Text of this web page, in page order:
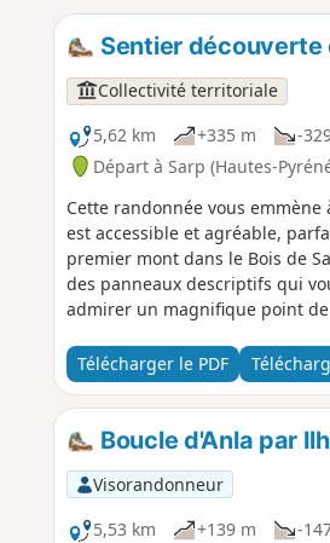
Sentier découverte
Collectivité territoriale
5,62 km
+335 m -
Départ à Sarp (Hautes-
Cette randonnée vous
est accessible et agréable,
premier mont dans le Bois de
des panneaux descriptifs qui
admirer un magnifique point
Télécharger le PDF
Boucle d'Anla par
Visorandonneur
5,53 km
+139 m -